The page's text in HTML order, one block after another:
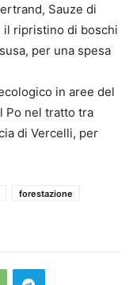
Sauze di
il ripristino di boschi
per una spesa
in aree del
Po nel tratto tra
di Vercelli, per
forestazione